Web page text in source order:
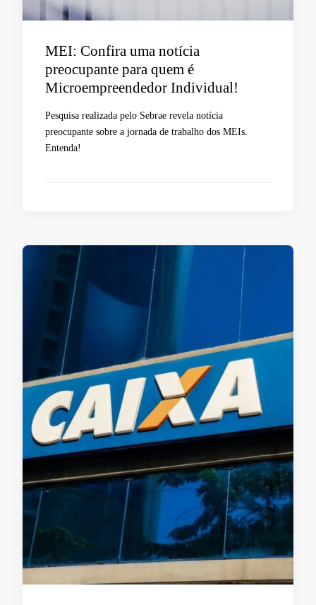
MEI: Confira uma notícia
preocupante para quem é
Microempreendedor Individual!
Pesquisa realizada pelo Sebrae revela notícia
preocupante sobre a jornada de trabalho dos MEIs.
Entenda!